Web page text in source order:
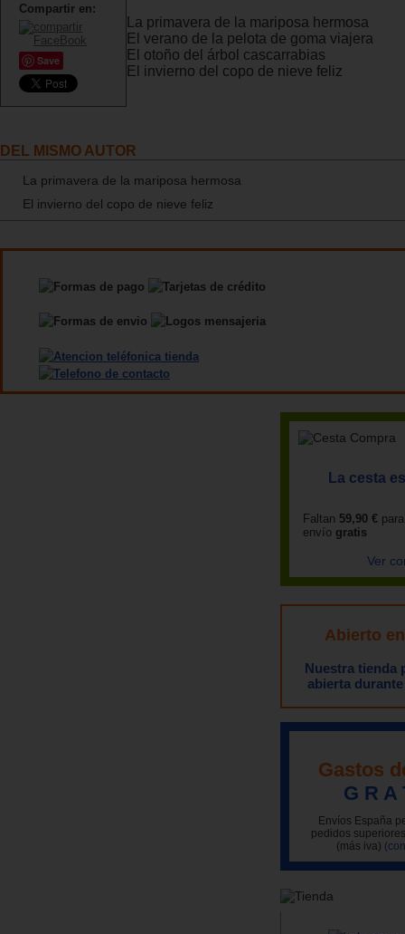
Compartir en:
Save
La primavera de la mariposa hermosa
El verano de la pelota de goma viajera
El otoño del árbol cascarrabias
El invierno del copo de nieve feliz
DEL MISMO AUTOR
La primavera de la mariposa hermosa
El invierno del copo de nieve feliz
La cesta
Faltan 59,90 €
envío gratis
Ver
Abierto
Nuestra tienda
abierta
Gastos
G R A
Envíos España
pedidos
(más iva)